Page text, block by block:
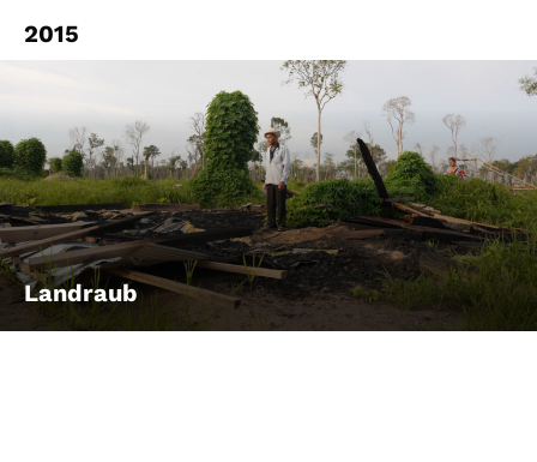
2015
Landraub